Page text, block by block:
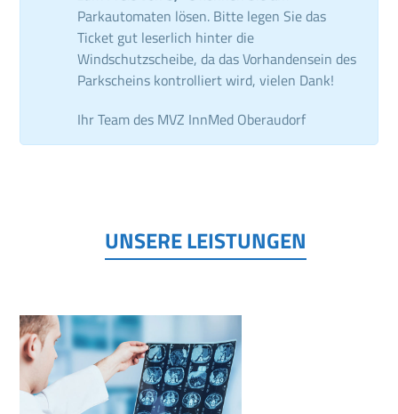
Parkautomaten lösen. Bitte legen Sie das
Ticket gut leserlich hinter die
Windschutzscheibe, da das Vorhandensein des
Parkscheins kontrolliert wird, vielen Dank!
Ihr Team des MVZ InnMed Oberaudorf
UNSERE LEISTUNGEN